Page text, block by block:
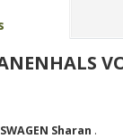
Sharan .